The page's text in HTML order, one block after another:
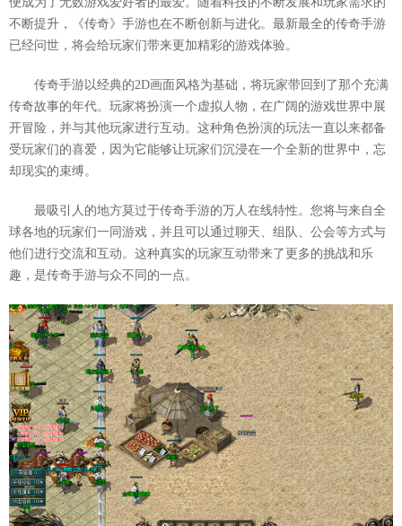
不断提升，《传奇》手游也在不断创新与进化。最新最全的传奇手游
已经问世，将会给玩家们带来更加精彩的游戏体验。
传奇手游以经典的2D画面风格为基础，将玩家带回到了那个充满
传奇故事的年代。玩家将扮演一个虚拟人物，在广阔的游戏世界中展
开冒险，并与其他玩家进行互动。这种角色扮演的玩法一直以来都备
受玩家们的喜爱，因为它能够让玩家们沉浸在一个全新的世界中，忘
却现实的束缚。
最吸引人的地方莫过于传奇手游的万人在线特性。您将与来自全
球各地的玩家们一同游戏，并且可以通过聊天、组队、公会等方式与
他们进行交流和互动。这种真实的玩家互动带来了更多的挑战和乐
趣，是传奇手游与众不同的一点。